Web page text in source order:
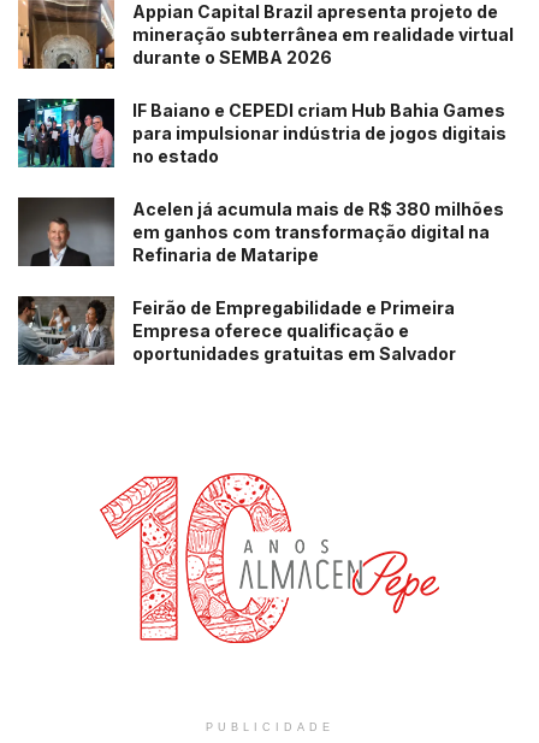
Appian Capital Brazil apresenta projeto de
mineração subterrânea em realidade virtual
durante o SEMBA 2026
IF Baiano e CEPEDI criam Hub Bahia Games
para impulsionar indústria de jogos digitais
no estado
Acelen já acumula mais de R$ 380 milhões
em ganhos com transformação digital na
Refinaria de Mataripe
Feirão de Empregabilidade e Primeira
Empresa oferece qualificação e
oportunidades gratuitas em Salvador
PUBLICIDADE